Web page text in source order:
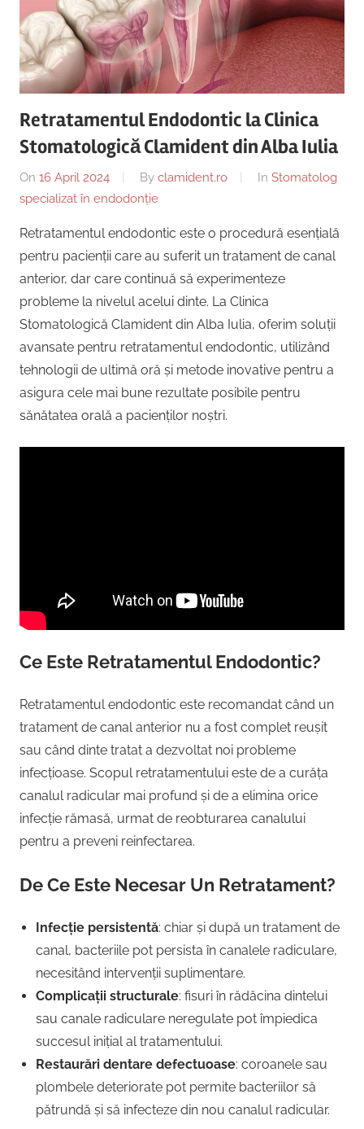
|
Centru
Implantologie
Copii,
Dentist,
Strada
Ion
Lăncrănjan
Alba
Iulia
510218,
România
Retratamentul Endodontic la Clinica
Stomatologică Clamident din Alba Iulia
On 16 April 2024 By clamident.ro In Stomatolog
specializat în endodonție
Retratamentul endodontic este o procedură esențială
pentru pacienții care au suferit un tratament de canal
anterior, dar care continuă să experimenteze
probleme la nivelul acelui dinte. La Clinica
Stomatologică Clamident din Alba Iulia, oferim soluții
avansate pentru retratamentul endodontic, utilizând
tehnologii de ultimă oră și metode inovative pentru a
asigura cele mai bune rezultate posibile pentru
sănătatea orală a pacienților noștri.
Ce Este Retratamentul Endodontic?
Retratamentul endodontic este recomandat când un
tratament de canal anterior nu a fost complet reușit
sau când dinte tratat a dezvoltat noi probleme
infecțioase. Scopul retratamentului este de a curăța
canalul radicular mai profund și de a elimina orice
infecție rămasă, urmat de reobturarea canalului
pentru a preveni reinfectarea.
De Ce Este Necesar Un Retratament?
Infecție persistentă: chiar și după un tratament de
canal, bacteriile pot persista în canalele radiculare,
necesitând intervenții suplimentare.
Complicații structurale: fisuri în rădăcina dintelui
sau canale radiculare neregulate pot împiedica
succesul inițial al tratamentului.
Restaurări dentare defectuoase: coroanele sau
plombele deteriorate pot permite bacteriilor să
pătrundă și să infecteze din nou canalul radicular.